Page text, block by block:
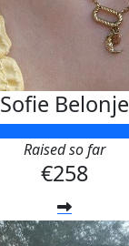
Sofie Belonje
Raised so far
€258